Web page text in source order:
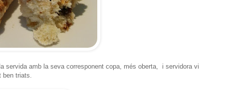
servida amb la seva corresponent copa, més oberta, i servidora vi
ben triats.